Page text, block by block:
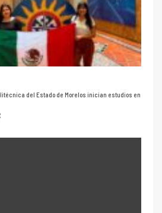
del Estado de Morelos inician estudios en